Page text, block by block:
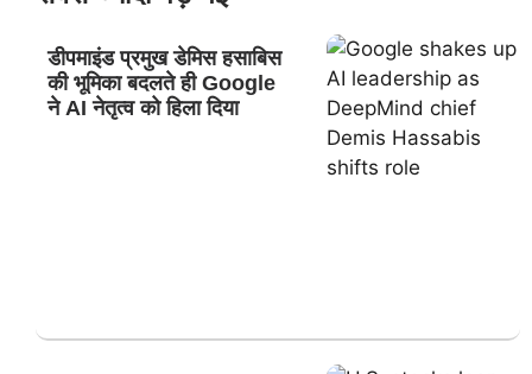
डीपमाइंड प्रमुख डेमिस हसाबिस
की भूमिका बदलते ही Google
ने AI नेतृत्व को हिला दिया